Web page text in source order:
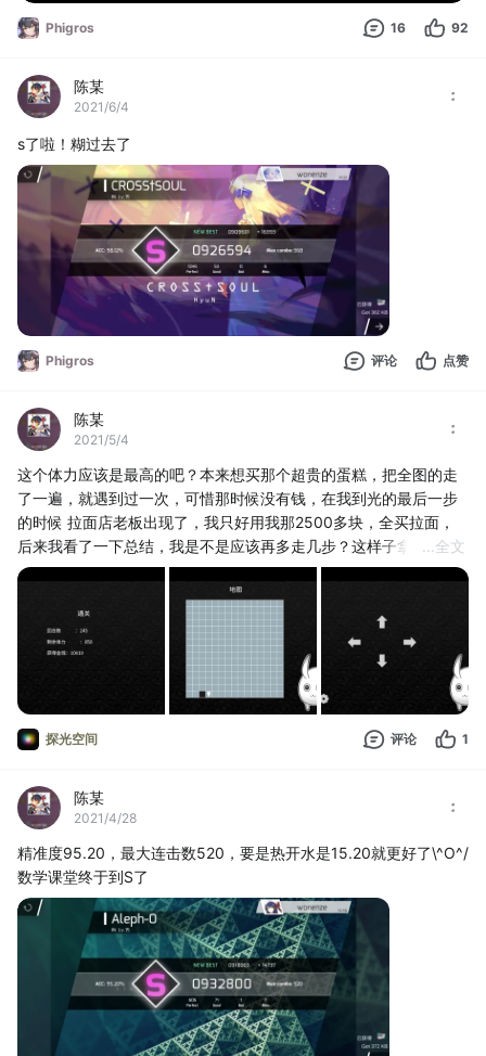
Phigros 16 92
陈某
2021/6/4
s了啦！糊过去了
Phigros 评论 点赞
陈某
2021/5/4
这个体力应该是最高的吧？本来想买那个超贵的蛋糕，把全图的走
了一遍，就遇到过一次，可惜那时候没有钱，在我到光的最后一步
的时候 拉面店老板出现了，我只好用我那2500多块，全买拉面，
后来我看了一下总结，我是不是应该再多走几步？这样子拿到钱才
更多？
...全文
探光空间 评论 1
陈某
2021/4/28
精准度95.20，最大连击数520，要是热开水是15.20就更好了\^O^/
数学课堂终于到S了